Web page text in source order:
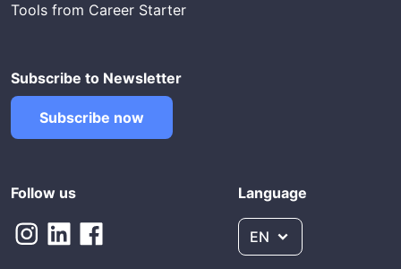
Tools from Career Starter
Subscribe to Newsletter
Subscribe now
Follow us Language
EN